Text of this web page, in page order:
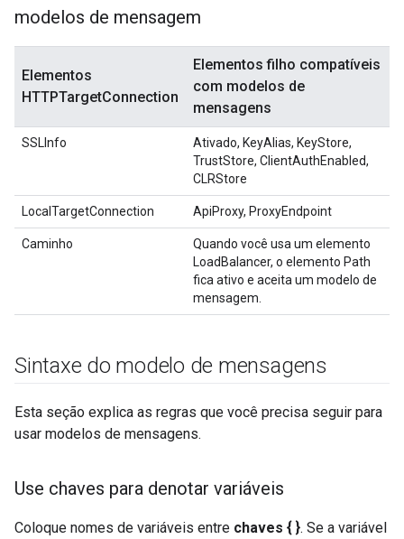
modelos de mensagem
Elementos
HTTPTargetConnection
Elementos filho compatíveis
com modelos de
mensagens
SSLInfo
Ativado, KeyAlias, KeyStore,
TrustStore, ClientAuthEnabled,
CLRStore
LocalTargetConnection ApiProxy, ProxyEndpoint
Caminho
Quando você usa um elemento
LoadBalancer, o elemento Path
fica ativo e aceita um modelo de
mensagem.
Sintaxe do modelo de mensagens
Esta seção explica as regras que você precisa seguir para
usar modelos de mensagens.
Use chaves para denotar variáveis
Coloque nomes de variáveis entre chaves { }. Se a variável